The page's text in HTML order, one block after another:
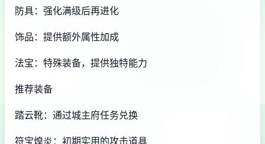
防具：强化满级后再进化
饰品：提供额外属性加成
法宝：特殊装备，提供独特能力
推荐装备
踏云靴：通过城主府任务兑换
符宝煌炎：初期实用的攻击道具